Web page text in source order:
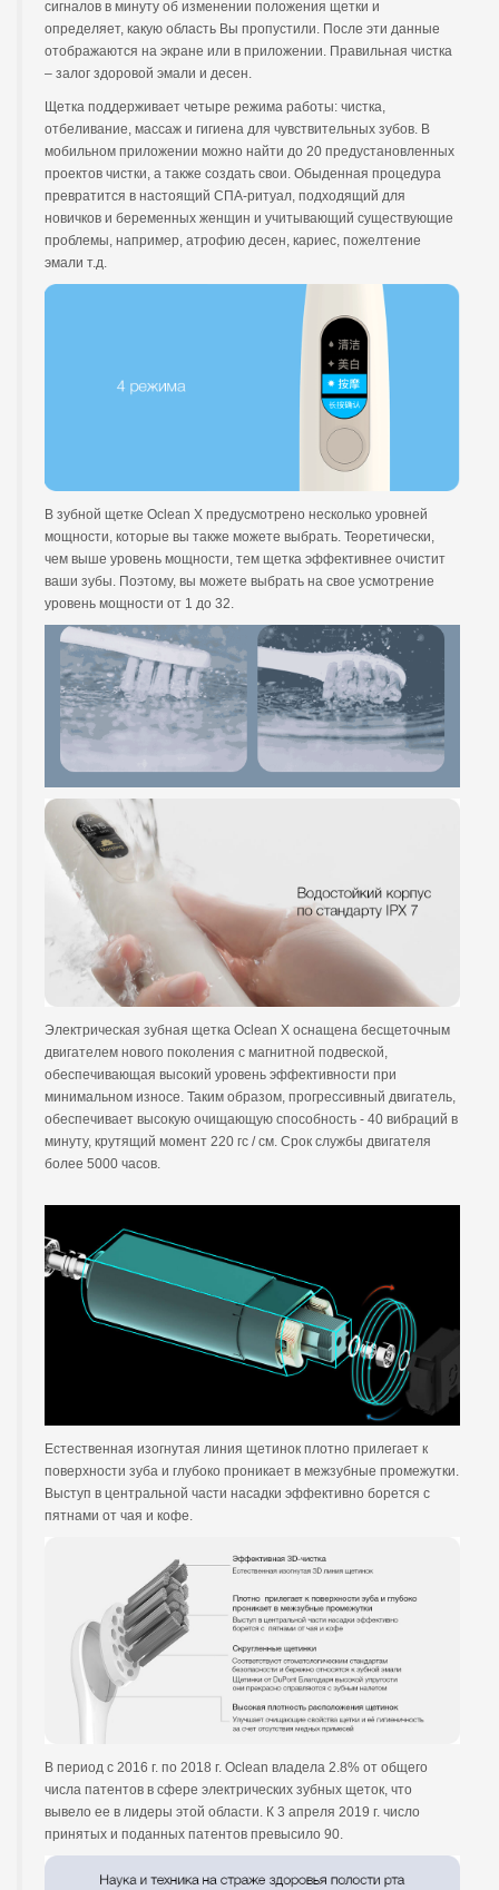
сигналов в минуту об изменении положения щетки и
определяет, какую область Вы пропустили. После эти данные
отображаются на экране или в приложении. Правильная чистка
– залог здоровой эмали и десен.
Щетка поддерживает четыре режима работы: чистка,
отбеливание, массаж и гигиена для чувствительных зубов. В
мобильном приложении можно найти до 20 предустановленных
проектов чистки, а также создать свои. Обыденная процедура
превратится в настоящий СПА-ритуал, подходящий для
новичков и беременных женщин и учитывающий существующие
проблемы, например, атрофию десен, кариес, пожелтение
эмали т.д.
В зубной щетке Oclean X предусмотрено несколько уровней
мощности, которые вы также можете выбрать. Теоретически,
чем выше уровень мощности, тем щетка эффективнее очистит
ваши зубы. Поэтому, вы можете выбрать на свое усмотрение
уровень мощности от 1 до 32.
Электрическая зубная щетка Oclean X оснащена бесщеточным
двигателем нового поколения с магнитной подвеской,
обеспечивающая высокий уровень эффективности при
минимальном износе. Таким образом, прогрессивный двигатель,
обеспечивает высокую очищающую способность - 40 вибраций в
минуту, крутящий момент 220 гс / см. Срок службы двигателя
более 5000 часов.
Естественная изогнутая линия щетинок плотно прилегает к
поверхности зуба и глубоко проникает в межзубные промежутки.
Выступ в центральной части насадки эффективно борется с
пятнами от чая и кофе.
В период с 2016 г. по 2018 г. Oclean владела 2.8% от общего
числа патентов в сфере электрических зубных щеток, что
вывело ее в лидеры этой области. К 3 апреля 2019 г. число
принятых и поданных патентов превысило 90.